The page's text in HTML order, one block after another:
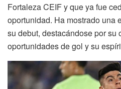
Fortaleza CEIF y que ya fue
oportunidad. Ha mostrado una
su debut, destacándose por su
oportunidades de gol y su